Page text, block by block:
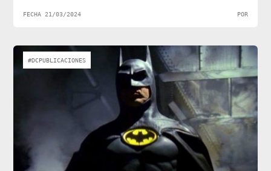
FECHA 21/03/2024 POR
#DCPUBLICACIONES